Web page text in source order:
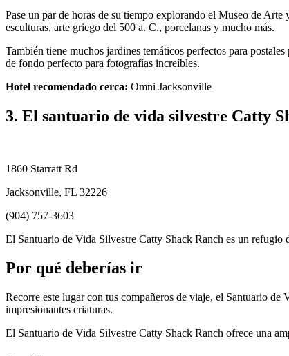
Pase un par de horas de su tiempo explorando el Museo de
esculturas, arte griego del 500 a. C., porcelanas y mucho más.
También tiene muchos jardines temáticos perfectos para
de fondo perfecto para fotografías increíbles.
Hotel recomendado cerca: Omni Jacksonville
3. El santuario de vida silvestre Catty
1860 Starratt Rd
Jacksonville, FL 32226
(904) 757-3603
El Santuario de Vida Silvestre Catty Shack Ranch es un refugio
Por qué deberías ir
Recorre este lugar con tus compañeros de viaje, el Santuario de
impresionantes criaturas.
El Santuario de Vida Silvestre Catty Shack Ranch ofrece una